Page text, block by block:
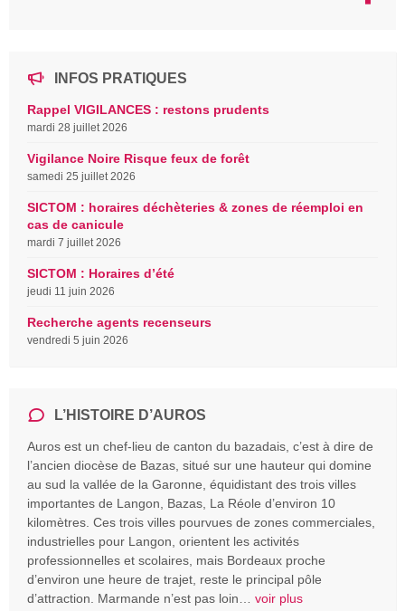
INFOS PRATIQUES
Rappel VIGILANCES : restons prudents
mardi 28 juillet 2026
Vigilance Noire Risque feux de forêt
samedi 25 juillet 2026
SICTOM : horaires déchèteries & zones de réemploi en
cas de canicule
mardi 7 juillet 2026
SICTOM : Horaires d’été
jeudi 11 juin 2026
Recherche agents recenseurs
vendredi 5 juin 2026
L’HISTOIRE D’AUROS
Auros est un chef-lieu de canton du bazadais, c’est à dire de
l’ancien diocèse de Bazas, situé sur une hauteur qui domine
au sud la vallée de la Garonne, équidistant des trois villes
importantes de Langon, Bazas, La Réole d’environ 10
kilomètres. Ces trois villes pourvues de zones commerciales,
industrielles pour Langon, orientent les activités
professionnelles et scolaires, mais Bordeaux proche
d’environ une heure de trajet, reste le principal pôle
d’attraction. Marmande n’est pas loin… voir plus